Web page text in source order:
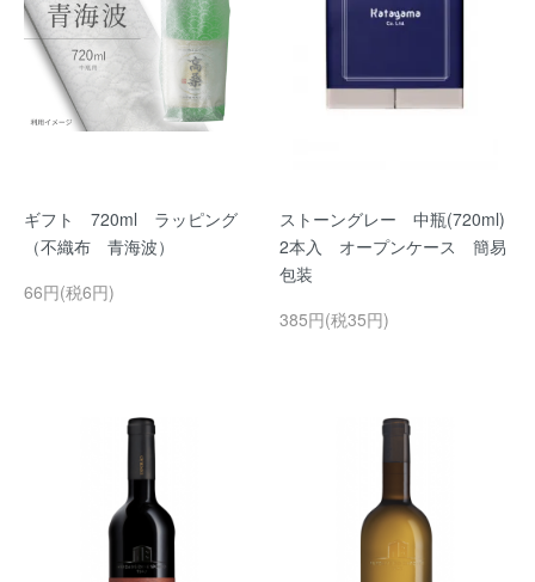
ギフト 720ml ラッピング
（不織布 青海波）
66円(税6円)
ストーングレー 中瓶(720ml)
2本入 オープンケース 簡易
包装
385円(税35円)